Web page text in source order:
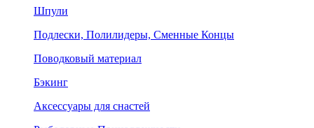
Шпули
Подлески, Полилидеры, Сменные Концы
Поводковый материал
Бэкинг
Аксессуары для снастей